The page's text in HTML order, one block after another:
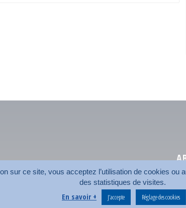
Plan du
sur ce site, vous acceptez l’utilisation de cookies
des statistiques de visites.
En savoir + J’accepte Réglage des cookies